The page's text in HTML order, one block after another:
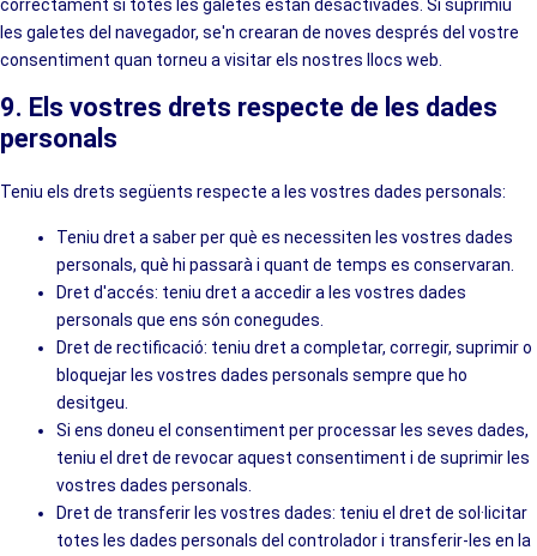
correctament si totes les galetes estan desactivades. Si suprimiu
les galetes del navegador, se'n crearan de noves després del vostre
consentiment quan torneu a visitar els nostres llocs web.
9. Els vostres drets respecte de les dades
personals
Teniu els drets següents respecte a les vostres dades personals:
Teniu dret a saber per què es necessiten les vostres dades
personals, què hi passarà i quant de temps es conservaran.
Dret d'accés: teniu dret a accedir a les vostres dades
personals que ens són conegudes.
Dret de rectificació: teniu dret a completar, corregir, suprimir o
bloquejar les vostres dades personals sempre que ho
desitgeu.
Si ens doneu el consentiment per processar les seves dades,
teniu el dret de revocar aquest consentiment i de suprimir les
vostres dades personals.
Dret de transferir les vostres dades: teniu el dret de sol·licitar
totes les dades personals del controlador i transferir-les en la